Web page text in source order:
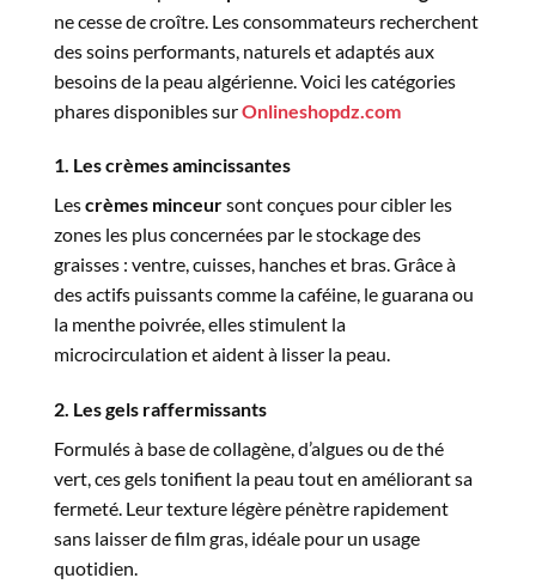
ne cesse de croître. Les consommateurs recherchent
des soins performants, naturels et adaptés aux
besoins de la peau algérienne. Voici les catégories
phares disponibles surOnlineshopdz.com
1. Les crèmes amincissantes
Lescrèmes minceursont conçues pour cibler les
zones les plus concernées par le stockage des
graisses : ventre, cuisses, hanches et bras. Grâce à
des actifs puissants comme la caféine, le guarana ou
la menthe poivrée, elles stimulent la
microcirculation et aident à lisser la peau.
2. Les gels raffermissants
Formulés à base de collagène, d’algues ou de thé
vert, ces gels tonifient la peau tout en améliorant sa
fermeté. Leur texture légère pénètre rapidement
sans laisser de film gras, idéale pour un usage
quotidien.